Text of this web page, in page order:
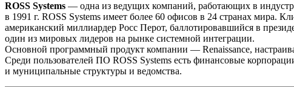
ROSS Systems — одна из ведущих компаний, работающих в
в 1991 г. ROSS Systems имеет более 60 офисов в 24 странах мира.
американский миллиардер Росс Перот, баллотировавшийся в
один из мировых лидеров на рынке системной интеграции.
Основной программный продукт компании — Renaissance,
Среди пользователей ПО ROSS Systems есть финансовые
и муниципальные структуры и ведомства.